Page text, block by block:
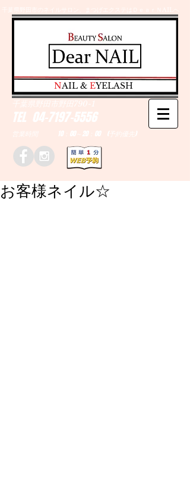
千葉県野田市のネイルサロン、まつげエクステはＤｅａｒＮAILへ
TEL 04-7197-5556
営業時間 10：00～20：00 (予約優先)
千葉県野田市野田790-1
​NAIL & EYELASH
お客様ネイル☆